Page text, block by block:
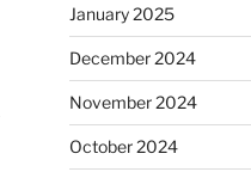
January 2025
December 2024
November 2024
October 2024